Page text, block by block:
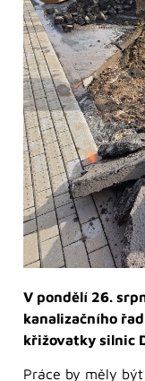
V pondělí 26.
kanalizačního
křižovatky silnic
Práce by měly být